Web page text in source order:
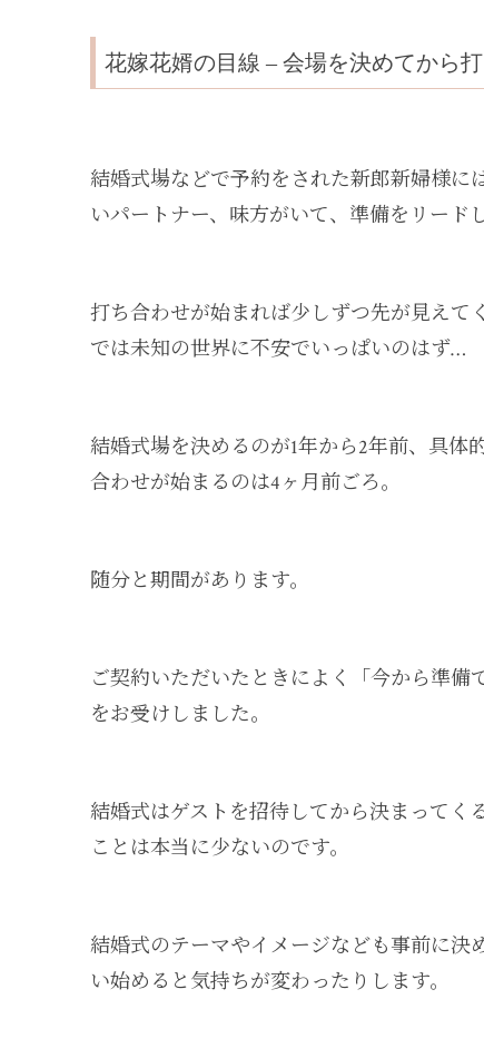
花嫁花婿の目線 – 会場を決めてから
結婚式場などで予約をされた新郎新婦様に
いパートナー、味方がいて、準備をリード
打ち合わせが始まれば少しずつ先が見えて
では未知の世界に不安でいっぱいのはず…
結婚式場を決めるのが1年から2年前、具体
合わせが始まるのは4ヶ月前ごろ。
随分と期間があります。
ご契約いただいたときによく「今から準
をお受けしました。
結婚式はゲストを招待してから決まってく
ことは本当に少ないのです。
結婚式のテーマやイメージなども事前に決
い始めると気持ちが変わったりします。